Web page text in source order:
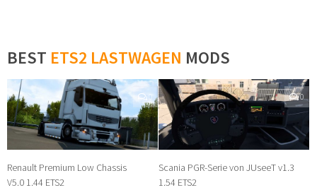
BEST ETS2 LASTWAGEN MODS
0
Renault Premium Low Chassis
V5.0 1.44 ETS2
0
Scania PGR-Serie von JUseeT v1.3
1.54 ETS2